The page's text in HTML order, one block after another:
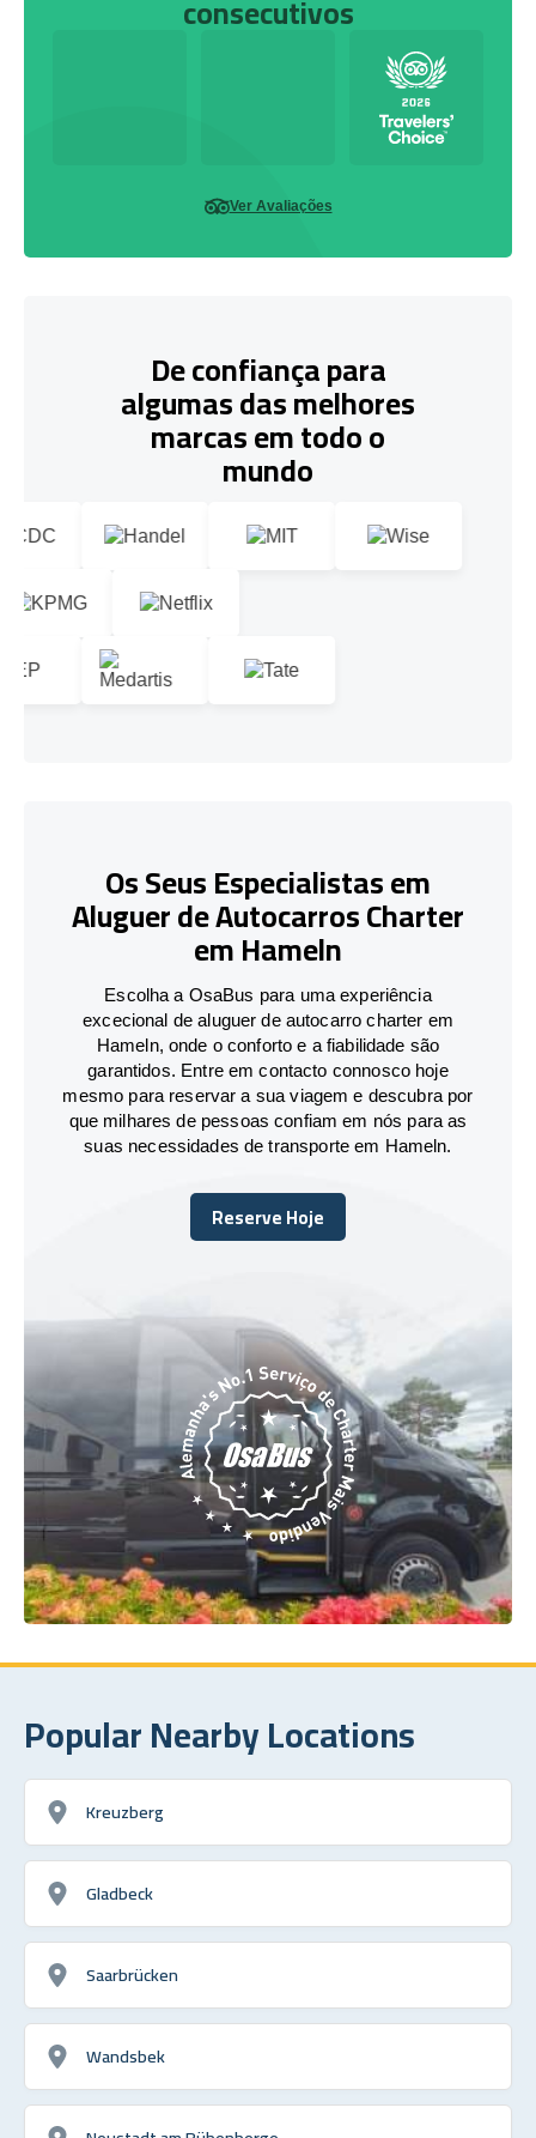
consecutivos
Ver Avaliações
De confiança para
algumas das melhores
marcas em todo o
mundo
Os Seus Especialistas em
Aluguer de Autocarros Charter
em Hameln
Escolha a OsaBus para uma experiência
excecional de aluguer de autocarro charter em
Hameln, onde o conforto e a fiabilidade são
garantidos. Entre em contacto connosco hoje
mesmo para reservar a sua viagem e descubra por
que milhares de pessoas confiam em nós para as
suas necessidades de transporte em Hameln.
Reserve Hoje
Reserve Hoje
Popular Nearby Locations
Kreuzberg
Gladbeck
Saarbrücken
Wandsbek